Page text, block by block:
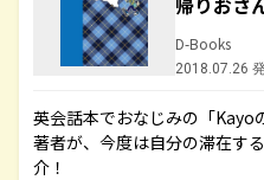
D-Books
2018.07.26
英会話本でおなじみの「Kayo
著者が、今度は自分の滞在す
介！